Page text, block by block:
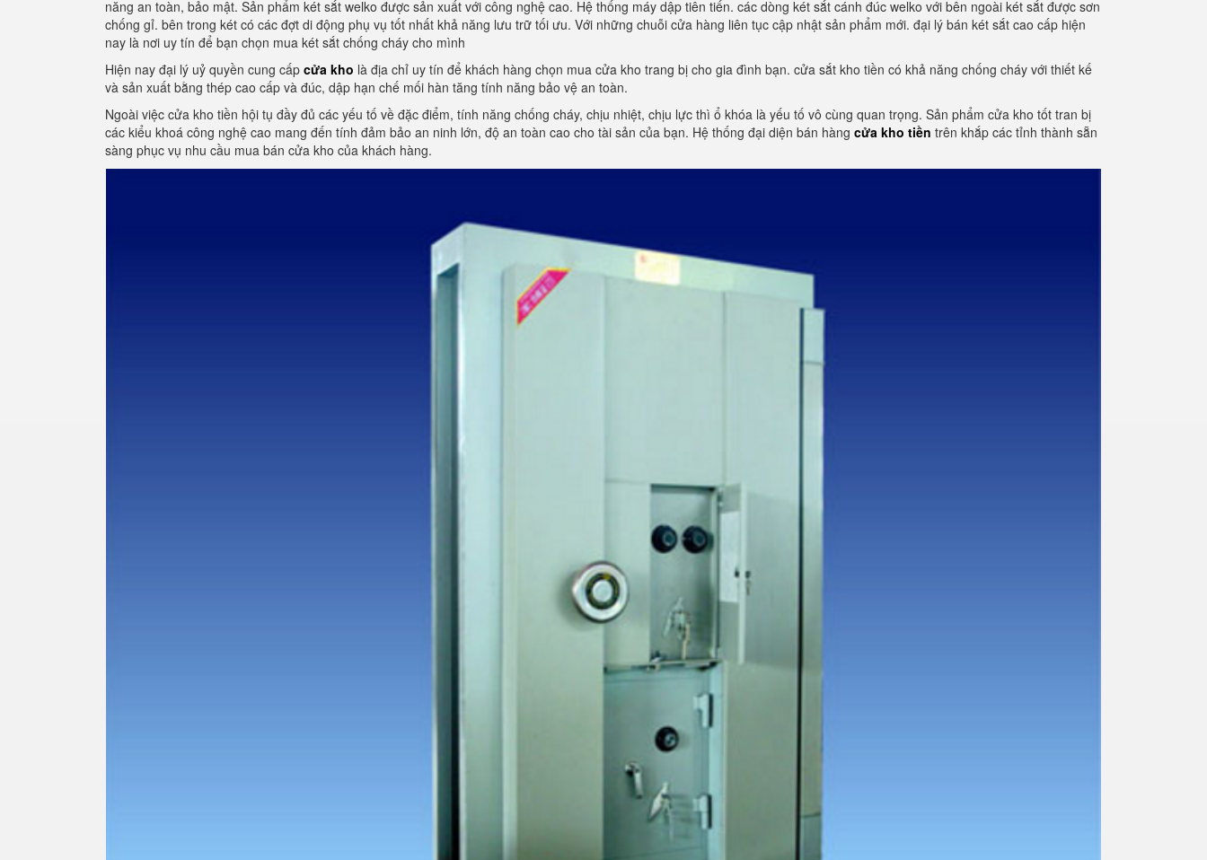
năng an toàn, bảo mật. Sản phẩm két sắt welko được sản xuất với công nghệ cao. Hệ thống máy dập tiên tiến. các dòng két sắt cánh đúc welko với bên ngoài két sắt được sơn
chống gỉ. bên trong két có các đợt di động phụ vụ tốt nhất khả năng lưu trữ tối ưu. Với những chuỗi cửa hàng liên tục cập nhật sản phẩm mới. đại lý bán két sắt cao cấp hiện
nay là nơi uy tín để bạn chọn mua két sắt chống cháy cho mình
Hiện nay đại lý uỷ quyền cung cấp cửa kho là địa chỉ uy tín để khách hàng chọn mua cửa kho trang bị cho gia đình bạn. cửa sắt kho tiền có khả năng chống cháy với thiết kế
và sản xuất bằng thép cao cấp và đúc, dập hạn chế mối hàn tăng tính năng bảo vệ an toàn.
Ngoài việc cửa kho tiền hội tụ đầy đủ các yếu tố về đặc điểm, tính năng chống cháy, chịu nhiệt, chịu lực thì ổ khóa là yếu tố vô cùng quan trọng. Sản phẩm cửa kho tốt tran bị
các kiểu khoá công nghệ cao mang đến tính đảm bảo an ninh lớn, độ an toàn cao cho tài sản của bạn. Hệ thống đại diện bán hàng cửa kho tiền trên khắp các tỉnh thành sẵn
sàng phục vụ nhu cầu mua bán cửa kho của khách hàng.